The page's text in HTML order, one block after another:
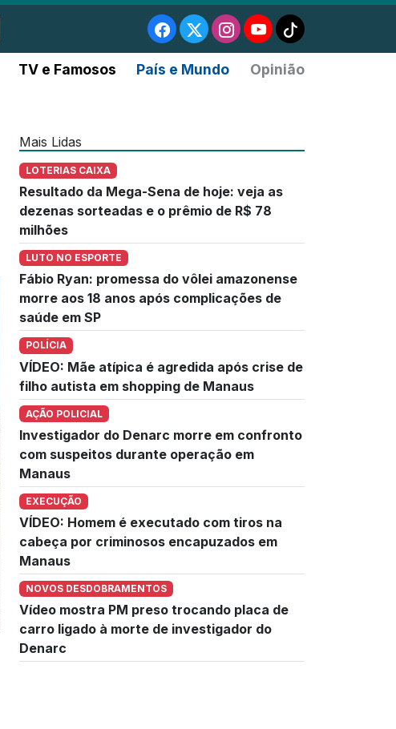
TV e Famosos País e Mundo Opinião
Mais Lidas
LOTERIAS CAIXA
Resultado da Mega-Sena de hoje: veja as
dezenas sorteadas e o prêmio de R$ 78
milhões
LUTO NO ESPORTE
Fábio Ryan: promessa do vôlei amazonense
morre aos 18 anos após complicações de
saúde em SP
POLÍCIA
VÍDEO: Mãe atípica é agredida após crise de
filho autista em shopping de Manaus
AÇÃO POLICIAL
Investigador do Denarc morre em confronto
com suspeitos durante operação em
Manaus
EXECUÇÃO
VÍDEO: Homem é executado com tiros na
cabeça por criminosos encapuzados em
Manaus
NOVOS DESDOBRAMENTOS
Vídeo mostra PM preso trocando placa de
carro ligado à morte de investigador do
Denarc